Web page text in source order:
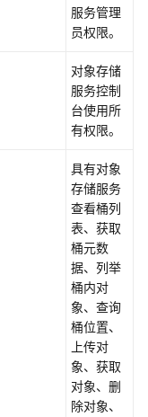
服务管理
员权限。
对象存储
服务控制
台使用所
有权限。
具有对象
存储服务
查看桶列
表、获取
桶元数
据、列举
桶内对
象、查询
桶位置、
上传对
象、获取
对象、删
除对象、